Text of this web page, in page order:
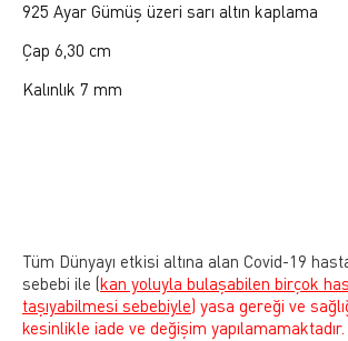
925 Ayar Gümüş üzeri sarı altın kaplama
Çap 6,30 cm
Kalınlık 7 mm
Tüm Dünyayı etkisi altına alan Covid-19
sebebi ile (kan yoluyla bulaşabilen birçok
taşıyabilmesi sebebiyle) yasa gereği ve
kesinlikle iade ve değişim yapılamamaktadır.